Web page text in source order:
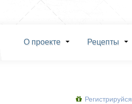
О проекте Рецепты
Регистрируйся